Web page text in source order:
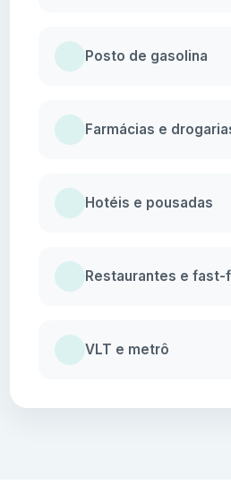
Posto de gasolina
Farmácias e
Hotéis e pousadas
Restaurantes e fast-
VLT e metrô